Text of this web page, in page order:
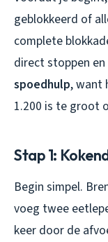
geblokkeerd of
complete
direct stoppen en
spoedhulp, want
1.200 is te groot
Stap 1:
Begin simpel.
voeg twee
keer door de